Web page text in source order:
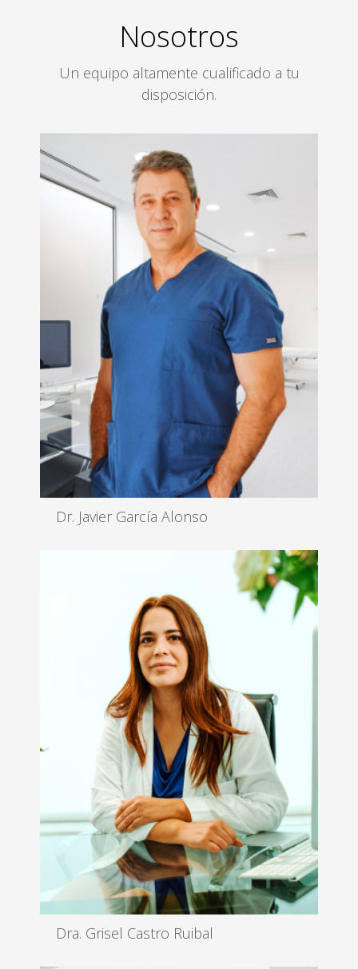
Nosotros
Un equipo altamente cualificado a tu
disposición.
Dr. Javier García Alonso
Dra. Grisel Castro Ruibal